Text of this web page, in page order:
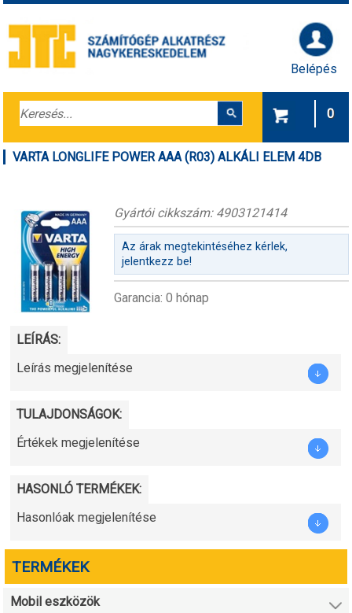
Belépés
0
VARTA LONGLIFE POWER AAA (R03) ALKÁLI ELEM 4DB
Gyártói cikkszám: 4903121414
Az árak megtekintéséhez kérlek,
jelentkezz be!
Garancia: 0 hónap
LEÍRÁS:
Leírás megjelenítése
TULAJDONSÁGOK:
Értékek megjelenítése
HASONLÓ TERMÉKEK:
Hasonlóak megjelenítése
TERMÉKEK
Mobil eszközök